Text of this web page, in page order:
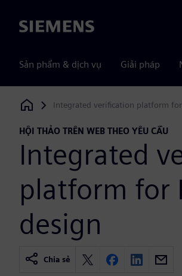
Siemens
Sản phẩm & dịch vụ Giải pháp
Siemens Digital Industries Software
Integrated verification platform for
HỘI THẢO TRÊN WEB THEO YÊU CẦU
Integrated
platform for
design
Chia sẻ